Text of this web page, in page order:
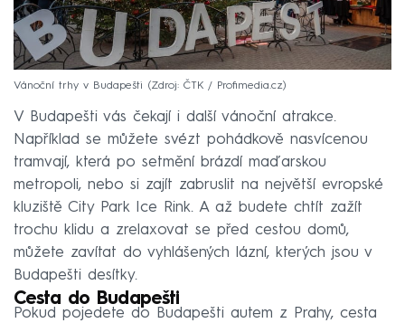
Vánoční trhy v Budapešti Zdroj: ČTK / Profimedia.cz
V Budapešti vás čekají i další vánoční atrakce.
Například se můžete svézt pohádkově nasvícenou
tramvají, která po setmění brázdí maďarskou
metropoli, nebo si zajít zabruslit na největší evropské
kluziště City Park Ice Rink. A až budete chtít zažít
trochu klidu a zrelaxovat se před cestou domů,
můžete zavítat do vyhlášených lázní, kterých jsou v
Budapešti desítky.
Cesta do Budapešti
Pokud pojedete do Budapešti autem z Prahy, cesta